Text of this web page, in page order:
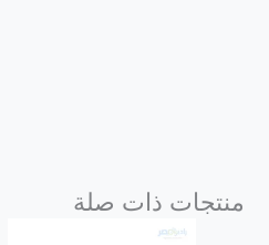
منتجات ذات صلة